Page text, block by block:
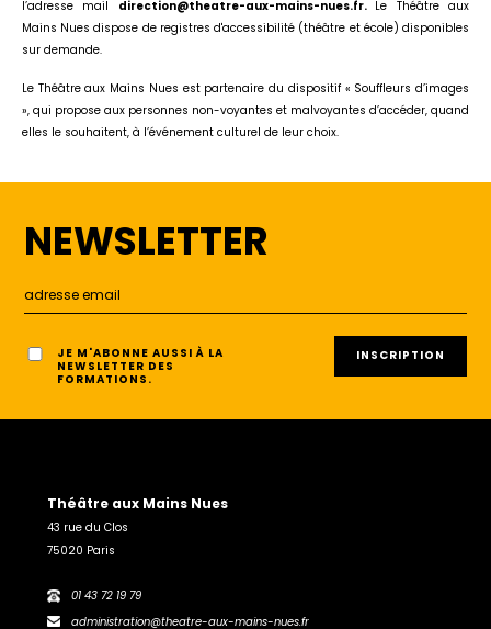
l’adresse mail direction@theatre-aux-mains-nues.fr. Le Théâtre aux
Mains Nues dispose de registres d'accessibilité (théâtre et école) disponibles
sur demande.
Le Théâtre aux Mains Nues est partenaire du dispositif « Souffleurs d’images
», qui propose aux personnes non-voyantes et malvoyantes d’accéder, quand
elles le souhaitent, à l’événement culturel de leur choix.
NEWSLETTER
JE M'ABONNE AUSSI À LA
NEWSLETTER DES
FORMATIONS.
Théâtre aux Mains Nues
43 rue du Clos
75020 Paris
01 43 72 19 79
administration@theatre-aux-mains-nues.fr